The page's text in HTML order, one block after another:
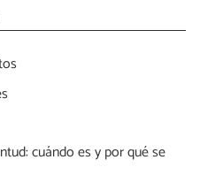
cuándo es y por qué se